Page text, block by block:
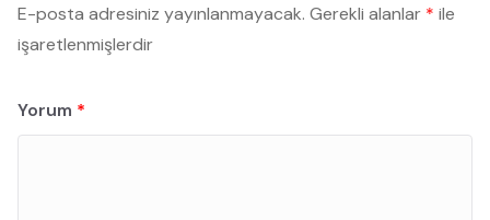
E-posta adresiniz yayınlanmayacak. Gerekli alanlar * ile
işaretlenmişlerdir
Yorum *